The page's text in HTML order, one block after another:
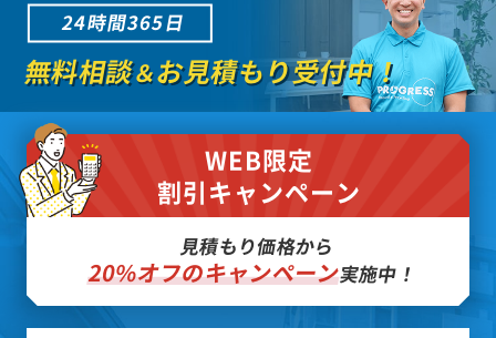
24時間365日
無料相談＆お見積もり受付中！
WEB限定
割引キャンペーン
見積もり価格から
20%オフのキャンペーン実施中！